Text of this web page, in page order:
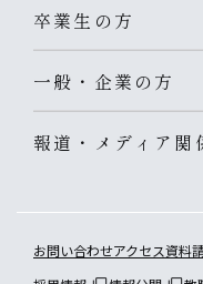
卒業生の方
一般・企業の方
報道・メディア関
お問い合わせアクセス資料